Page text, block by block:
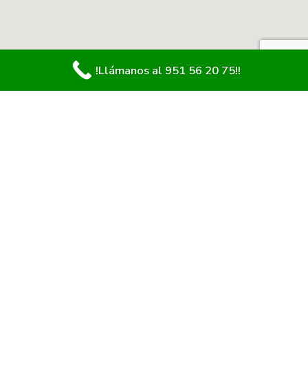
!Llámanos al 951 56 20 75!!